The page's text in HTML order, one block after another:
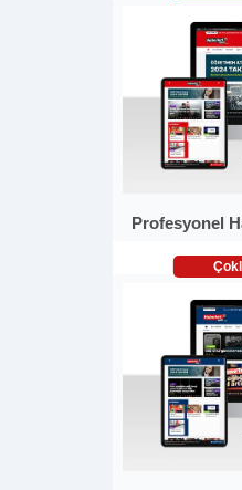
Profesyonel